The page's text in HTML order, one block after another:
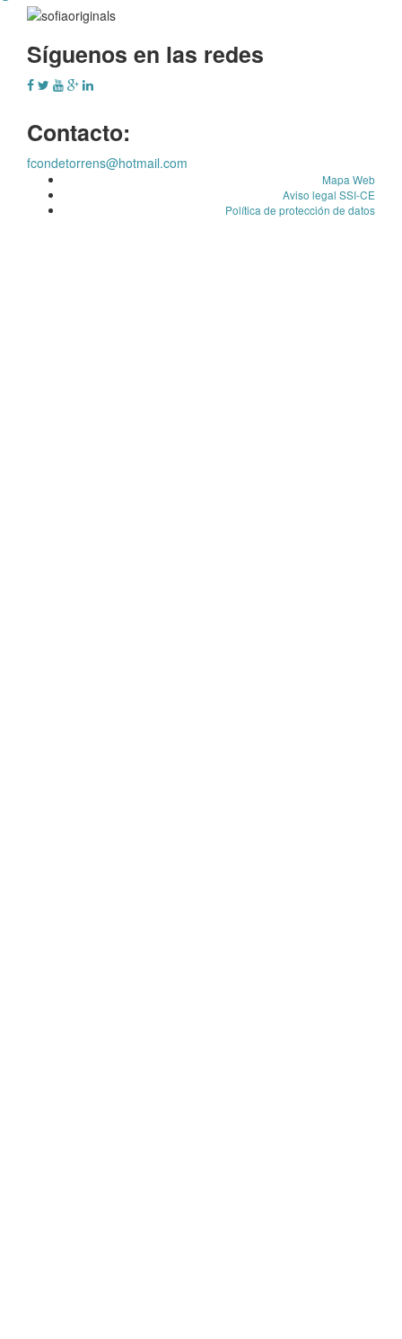
Síguenos en las redes
Contacto:
fcondetorrens@hotmail.com
Mapa Web
Aviso legal SSI-CE
Política de protección de datos